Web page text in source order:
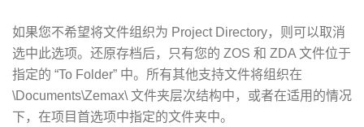
如果您不希望将文件组织为 Project Directory，则可以取消
选中此选项。还原存档后，只有您的 ZOS 和 ZDA 文件位于
指定的 “To Folder” 中。所有其他支持文件将组织在
\Documents\Zemax\ 文件夹层次结构中，或者在适用的情况
下，在项目首选项中指定的文件夹中。